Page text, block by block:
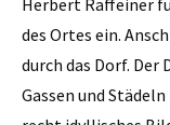
des Ortes ein.
durch das Dorf.
Gassen und